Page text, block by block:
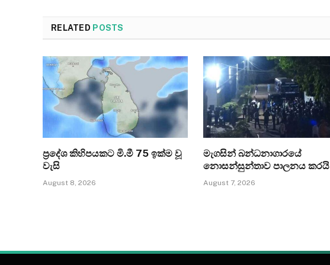
RELATED POSTS
ප්‍රදේශ කිහිපයකට මි.මී 75 ඉක්ම වූ
වැසි
August 8, 2026
මැගසින් බන්ධනාගාරයේ
නොසන්සුන්තාව පාලනය කරයි
August 7, 2026